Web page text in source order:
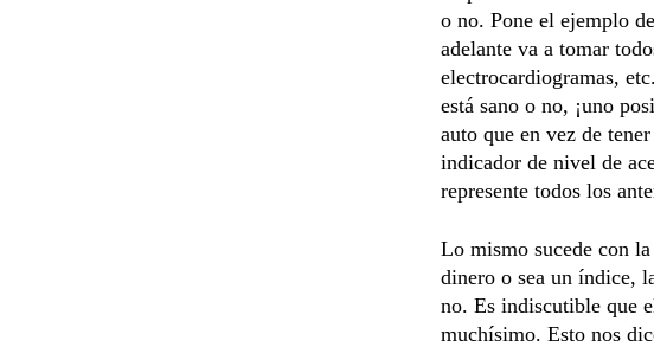
o no. Pone el ejemplo
adelante va a tomar
electrocardiogramas,
está sano o no, ¡uno
auto que en vez de
indicador de nivel de
represente todos los
Lo mismo sucede con
dinero o sea un índice,
no. Es indiscutible que
muchísimo. Esto nos